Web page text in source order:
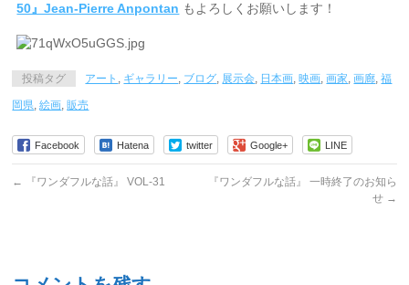
50』Jean-Pierre Anpontan もよろしくお願いします！
投稿タグ アート , ギャラリー, ブログ, 展示会, 日本画,映画,画家,画廊,福
岡県,絵画,販売
Facebook Hatena twitter Google+ LINE
← 『ワンダフルな話』 VOL-31
『ワンダフルな話』 一時終了のお知ら
せ →